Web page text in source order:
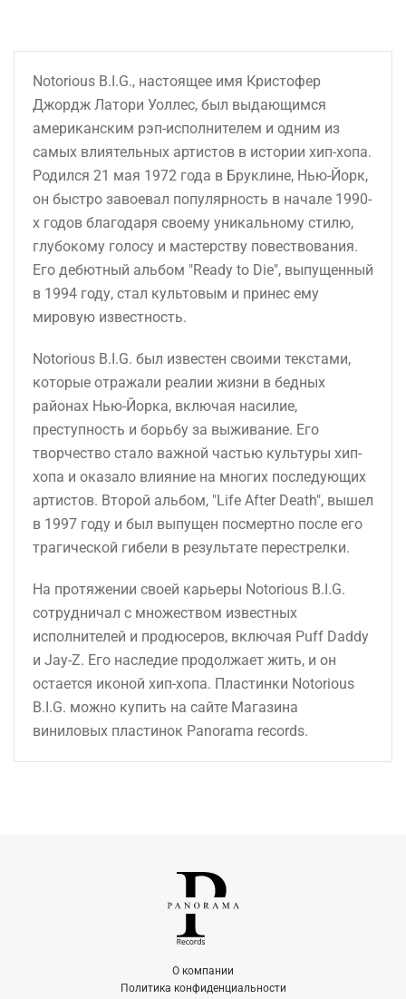
Notorious B.I.G., настоящее имя Кристофер
Джордж Латори Уоллес, был выдающимся
американским рэп-исполнителем и одним из
самых влиятельных артистов в истории хип-хопа.
Родился 21 мая 1972 года в Бруклине, Нью-Йорк,
он быстро завоевал популярность в начале 1990-
х годов благодаря своему уникальному стилю,
глубокому голосу и мастерству повествования.
Его дебютный альбом "Ready to Die", выпущенный
в 1994 году, стал культовым и принес ему
мировую известность.
Notorious B.I.G. был известен своими текстами,
которые отражали реалии жизни в бедных
районах Нью-Йорка, включая насилие,
преступность и борьбу за выживание. Его
творчество стало важной частью культуры хип-
хопа и оказало влияние на многих последующих
артистов. Второй альбом, "Life After Death", вышел
в 1997 году и был выпущен посмертно после его
трагической гибели в результате перестрелки.
На протяжении своей карьеры Notorious B.I.G.
сотрудничал с множеством известных
исполнителей и продюсеров, включая Puff Daddy
и Jay-Z. Его наследие продолжает жить, и он
остается иконой хип-хопа. Пластинки Notorious
B.I.G. можно купить на сайте Магазина
виниловых пластинок Panorama records.
О компании
Политика конфиденциальности